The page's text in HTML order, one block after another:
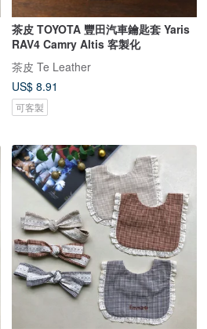
茶皮 TOYOTA 豐田汽車鑰匙套 Yaris
RAV4 Camry Altis 客製化
茶皮 Te Leather
US$ 8.91
可客製